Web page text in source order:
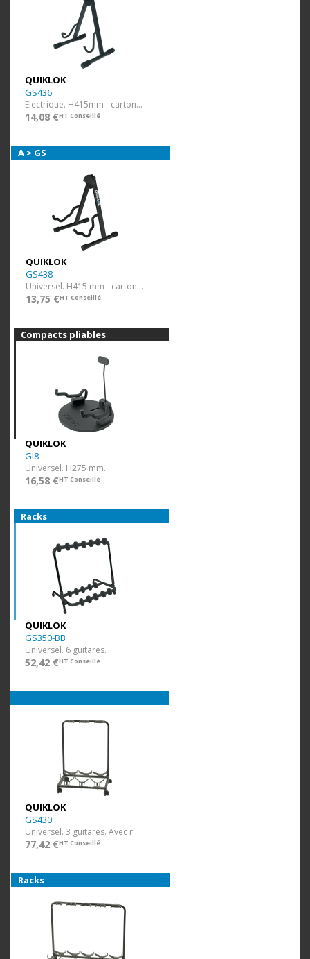
QUIKLOK
GS436
Electrique. H415mm - carton visuel
14,08 €HT Conseillé
A > GS
QUIKLOK
GS438
Universel. H415 mm - carton visuel
13,75 €HT Conseillé
Compacts pliables
QUIKLOK
GI8
Universel. H275 mm.
16,58 €HT Conseillé
Racks
QUIKLOK
GS350-BB
Universel. 6 guitares.
52,42 €HT Conseillé
QUIKLOK
GS430
Universel. 3 guitares. Avec roulettes.
77,42 €HT Conseillé
Racks